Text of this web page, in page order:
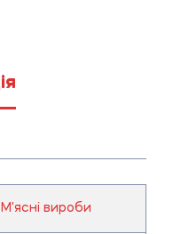
М'ясні вироби